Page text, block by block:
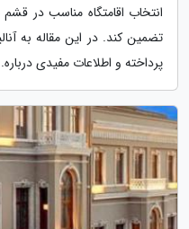
انتخاب اقامتگاه مناسب در
تضمین کند. در این مقاله به
پرداخته و اطلاعات مفیدی